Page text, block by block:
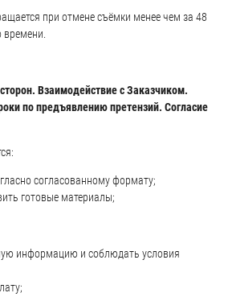
при отмене съёмки менее чем за 48
времени.
Взаимодействие с Заказчиком.
по предъявлению претензий. Согласие
согласованному формату;
готовые материалы;
информацию и соблюдать условия